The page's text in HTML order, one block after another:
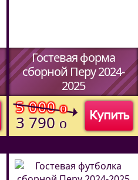
Гостевая форма
сборной Перу 2024-
2025
(Код:55547029
Купить
5 000o
3 790 o